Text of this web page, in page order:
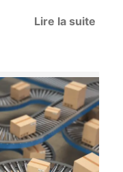
Lire la suite